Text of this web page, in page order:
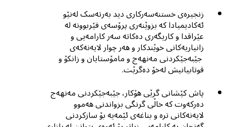
زنجیرەی خستنەسەرکاری دید بەرتەسک لەنێو
ئەکادیمیادا کە بزوێنەری پرۆسەی فێربوونە لە
عێراقدا و کاریگەری دەکاتە سەر کارامەیی و
زانیاریەکانی خوێندکار و هەر چوار لایەنەکەى
جێبەجێکردنی مەنهەج و مامۆستایان و زانکۆ و
قوتابیانیش لەخۆ دەگرێت.
پاش كێشانی گرێی هۆکار، جێبەجێکردنی مەنهەج
دەرکەوت کە خاڵی گرنگی بزواندنی هەموو
لایەنەکانی ترە و بناغەی ئێمەیە بۆ سازکردنی